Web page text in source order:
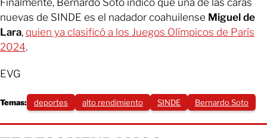
Finalmente, Bernardo Soto indicó que una de las caras
nuevas de SINDE es el nadador coahuilense Miguel de
Lara, quien ya clasificó a los Juegos Olímpicos de París
2024.
EVG
Temas: deportes alto rendimiento SINDE Bernardo Soto